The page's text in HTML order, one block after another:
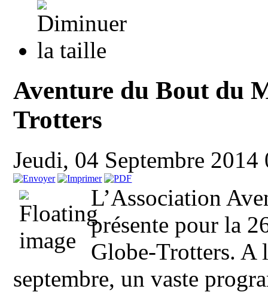
Aventure du Bout du
Trotters
Jeudi, 04 Septembre
L’Association
présente pour la
Globe-Trotters. A
septembre, un vaste